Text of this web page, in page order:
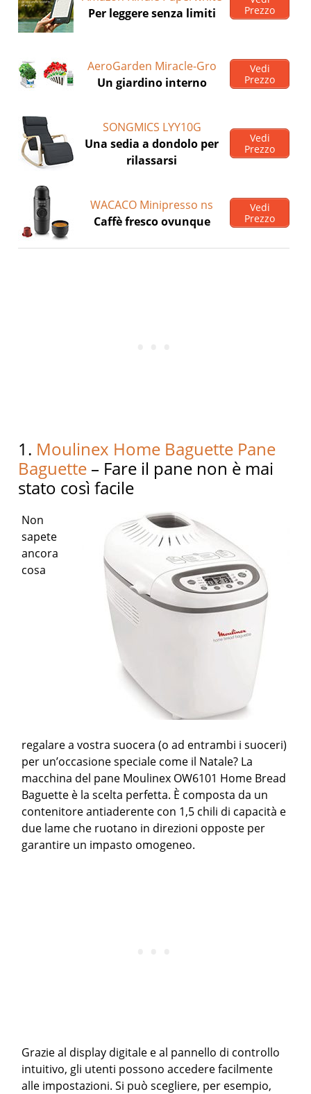
Per leggere senza limiti
Prezzo
AeroGarden Miracle-Gro
Un giardino interno
Vedi
Prezzo
SONGMICS LYY10G
Una sedia a dondolo per
rilassarsi
Vedi
Prezzo
WACACO Minipresso ns
Caffè fresco ovunque
Vedi
Prezzo
1. Moulinex Home Baguette Pane
Baguette – Fare il pane non è mai
stato così facile
Non
sapete
ancora
cosa
regalare a vostra suocera (o ad entrambi i suoceri)
per un’occasione speciale come il Natale? La
macchina del pane Moulinex OW6101 Home Bread
Baguette è la scelta perfetta. È composta da un
contenitore antiaderente con 1,5 chili di capacità e
due lame che ruotano in direzioni opposte per
garantire un impasto omogeneo.
Grazie al display digitale e al pannello di controllo
intuitivo, gli utenti possono accedere facilmente
alle impostazioni. Si può scegliere, per esempio,